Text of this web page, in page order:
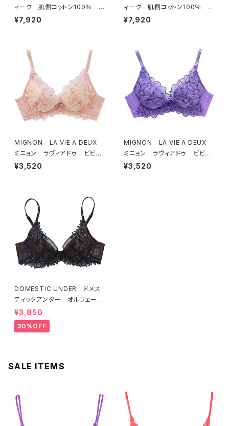
ィーク 肌側コットン100％ ソ
フトブラ ＆ ショーツセット（ブラ
¥7,920
ィーク 肌側コットン100％ ソ
フトブラ ＆ ショーツセット（ピー
¥7,920
MIGNON LA VIE A DEUX
ミニョン ラヴィアドゥ ビビア
ーナ ブラジャー（ピーチ）M20
¥3,520
MIGNON LA VIE A DEUX
ミニョン ラヴィアドゥ ビビア
ーナ ブラジャー（ヴィオレッタ）
¥3,520
DOMESTIC UNDER ドメス
ティックアンダー オルフェーヴ
ル ブラジャー（ブラック）D225
4 送料無料
¥3,850
30%OFF
SALE ITEMS